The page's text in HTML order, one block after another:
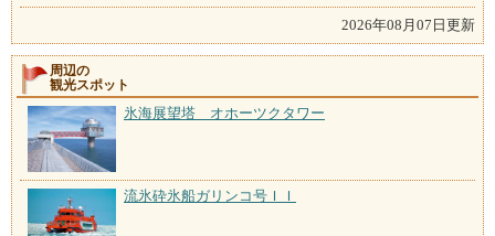
2026年08月07日更新
周辺の
観光スポット
氷海展望塔 オホーツクタワー
流氷砕氷船ガリンコ号ＩＩ